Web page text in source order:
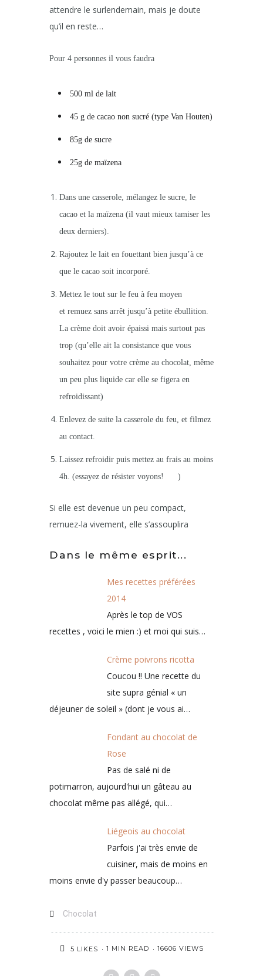
attendre le surlendemain, mais je doute
qu’il en reste…
Pour 4 personnes il vous faudra
500 ml de lait
45 g de cacao non sucré (type Van Houten)
85g de sucre
25g de maïzena
Dans une casserole, mélangez le sucre, le
cacao et la maïzena (il vaut mieux tamiser les
deux derniers).
Rajoutez le lait en fouettant bien jusqu’à ce
que le cacao soit incorporé.
Mettez le tout sur le feu à feu moyen
et remuez sans arrêt jusqu’à petite ébullition.
La crème doit avoir épaissi mais surtout pas
trop (qu’elle ait la consistance que vous
souhaitez pour votre crème au chocolat, même
un peu plus liquide car elle se figera en
refroidissant)
Enlevez de suite la casserole du feu, et filmez
au contact.
Laissez refroidir puis mettez au frais au moins
4h. (essayez de résister voyons!
)
Si elle est devenue un peu compact,
remuez-la vivement, elle s’assouplira
Dans le même esprit...
Mes recettes préférées
2014
Après le top de VOS
recettes , voici le mien :) et moi qui suis…
Crème poivrons ricotta
Coucou !! Une recette du
site supra génial « un
déjeuner de soleil » (dont je vous ai…
Fondant au chocolat de
Rose
Pas de salé ni de
potimarron, aujourd'hui un gâteau au
chocolat même pas allégé, qui…
Liégeois au chocolat
Parfois j'ai très envie de
cuisiner, mais de moins en
moins envie d'y passer beaucoup…
Chocolat
5 LIKES 1 MIN READ 16606 VIEWS